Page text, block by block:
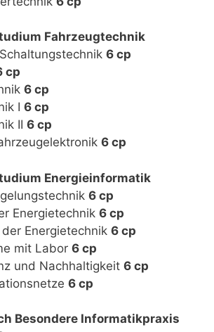
Fahrzeugtechnik
6 cp
cp
6 cp
I 6 cp
II 6 cp
6 cp
Energieinformatik
6 cp
Energietechnik 6 cp
Energietechnik 6 cp
mit Labor 6 cp
und Nachhaltigkeit 6 cp
6 cp
Besondere Informatikpraxis